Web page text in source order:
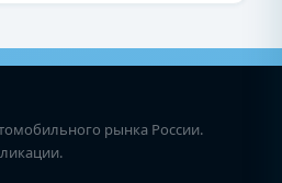
рынка России.